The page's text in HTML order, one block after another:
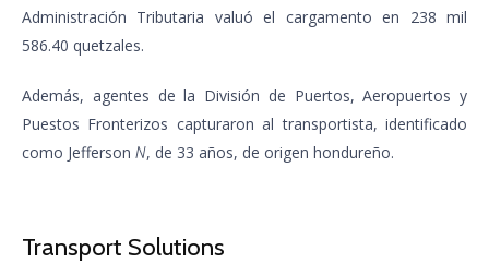
Administración Tributaria valuó el cargamento en 238 mil
586.40 quetzales.
Además, agentes de la División de Puertos, Aeropuertos y
Puestos Fronterizos capturaron al transportista, identificado
como Jefferson N, de 33 años, de origen hondureño.
Transport Solutions